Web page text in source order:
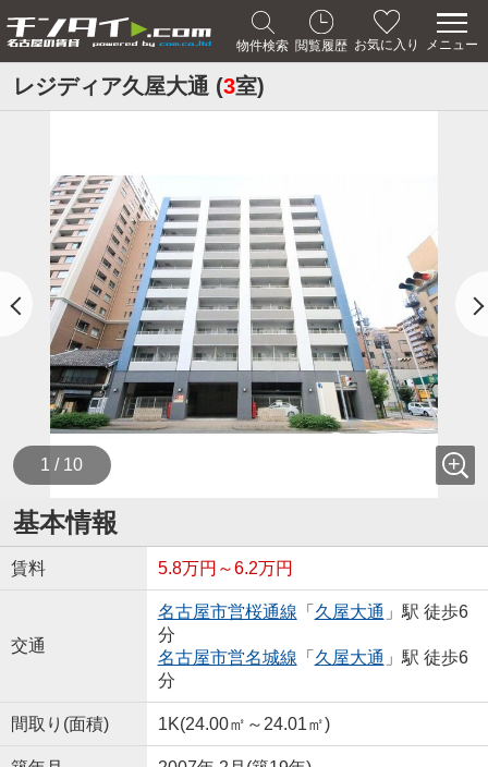
物件検索 閲覧履歴 お気に入り メニュー
レジディア久屋大通 (3室)
1 / 10
基本情報
賃料 5.8万円～6.2万円
交通
名古屋市営桜通線 「 久屋大通 」駅 徒歩6
分
名古屋市営名城線 「 久屋大通 」駅 徒歩6
分
間取り(面積) 1K(24.00㎡～24.01㎡)